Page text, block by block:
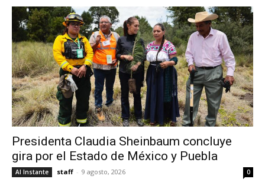
Presidenta Claudia Sheinbaum concluye
gira por el Estado de México y Puebla
Al Instante staff - 9 agosto, 2026 0